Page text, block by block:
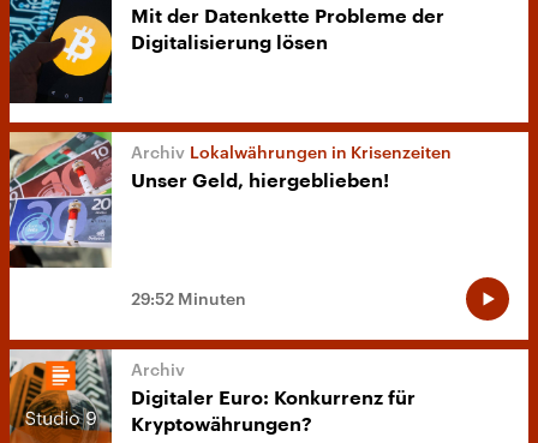
Mit der Datenkette Probleme der
Digitalisierung lösen
Lokalwährungen in Krisenzeiten
Unser Geld, hiergeblieben!
29:52 Minuten
Digitaler Euro: Konkurrenz für
Kryptowährungen?